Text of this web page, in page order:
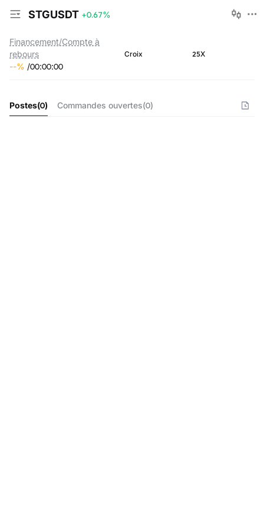
STGUSDT +0.67%
Financement/Compte à
rebours
--% /00:00:00
Croix 25X
Postes(0) Commandes ouvertes(0)